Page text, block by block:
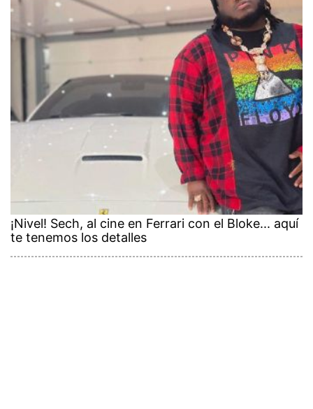
¡Nivel! Sech, al cine en Ferrari con el Bloke... aquí
te tenemos los detalles